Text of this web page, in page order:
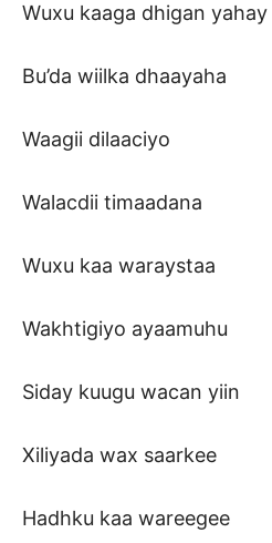
Wuxu kaaga dhigan yahay
Bu’da wiilka dhaayaha
Waagii dilaaciyo
Walacdii timaadana
Wuxu kaa waraystaa
Wakhtigiyo ayaamuhu
Siday kuugu wacan yiin
Xiliyada wax saarkee
Hadhku kaa wareegee